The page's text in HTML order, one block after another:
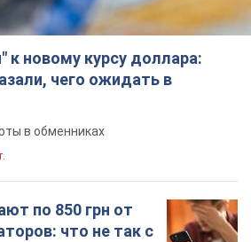
к новому курсу доллара:
чего ожидать в
в обменниках
по 850 грн от
что не так с